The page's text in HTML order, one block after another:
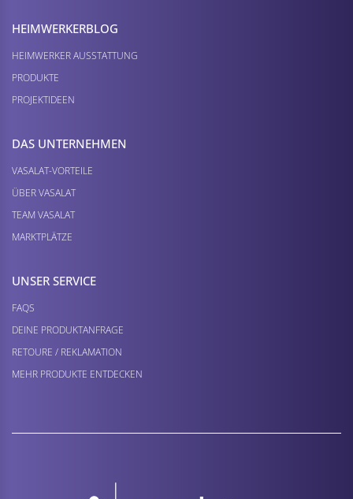
HEIMWERKER­BLOG
HEIMWERKER AUSSTATTUNG
PRODUKTE
PROJEKTIDEEN
DAS UNTERNEHMEN
VASALAT-VORTEILE
ÜBER VASALAT
TEAM VASALAT
MARKTPLÄTZE
UNSER SERVICE
FAQS
DEINE PRODUKTANFRAGE
RETOURE / REKLAMATION
MEHR PRODUKTE ENTDECKEN